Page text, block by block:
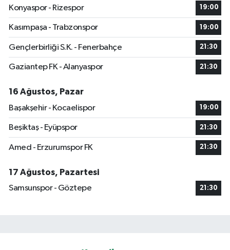
Konyaspor - Rizespor
19:00
Kasımpaşa - Trabzonspor 19:00
Gençlerbirliği S.K. - Fenerbahçe 21:30
Gaziantep FK - Alanyaspor 21:30
16 Ağustos, Pazar
Başakşehir - Kocaelispor
19:00
Beşiktaş - Eyüpspor 21:30
Amed - Erzurumspor FK 21:30
17 Ağustos, Pazartesi
Samsunspor - Göztepe
21:30